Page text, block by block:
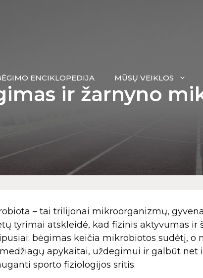
ENCIKLOPEDIJA MŪSŲ VEIKLOS
ir žarnyno
– tai trilijonai mikroorganizmų,
tyrimai atskleidė, kad fizinis aktyvumas ir
bėgimas keičia mikrobiotos sudėtį, o
apykaitai, uždegimui ir galbūt net
sporto fiziologijos sritis.